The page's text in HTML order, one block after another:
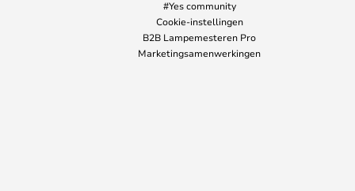
#Yes community
Cookie-instellingen
B2B Lampemesteren Pro
Marketingsamenwerkingen